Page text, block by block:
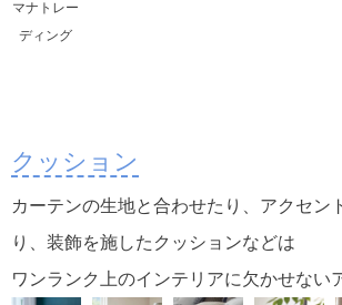
マナトレー
ディング
クッション
カーテンの生地と合わせたり、アクセン
り、装飾を施したクッションなどは
ワンランク上のインテリアに欠かせない